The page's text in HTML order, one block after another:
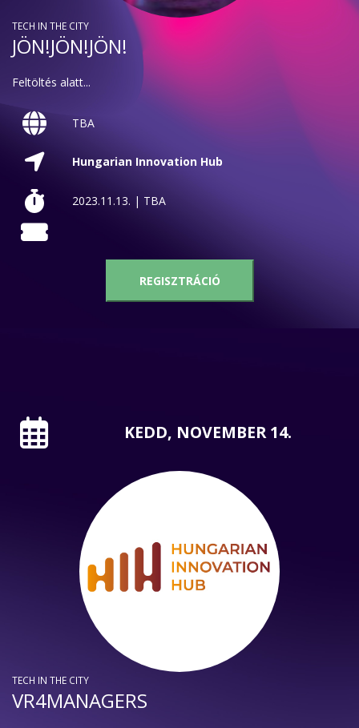
TECH IN THE CITY
JÖN!JÖN!JÖN!
Feltöltés alatt...
TBA
Hungarian Innovation Hub
2023.11.13. | TBA
REGISZTRÁCIÓ
KEDD, NOVEMBER 14.
TECH IN THE CITY
VR4MANAGERS